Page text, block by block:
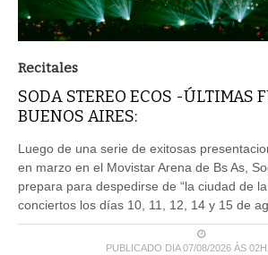
Recitales
SODA STEREO ECOS -ÚLTIMAS
BUENOS AIRES:
Luego de una serie de exitosas
en marzo en el Movistar Arena de Bs As,
prepara para despedirse de “la ciudad de
conciertos los días 10, 11, 12, 14 y 15 de
PUBLICADO DIA 07/08/2026 ÀS